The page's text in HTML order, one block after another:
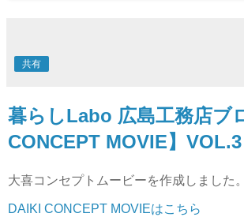
共有
暮らしLabo 広島工務店ブ
CONCEPT MOVIE】VOL.3
大喜コンセプトムービーを作成しました。
DAIKI CONCEPT MOVIEはこちら